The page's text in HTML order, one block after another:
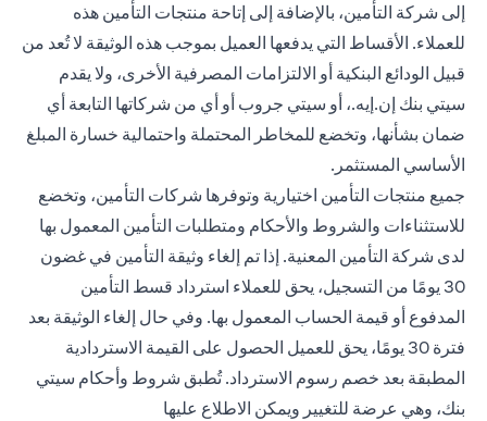
إلى شركة التأمين، بالإضافة إلى إتاحة منتجات التأمين هذه
للعملاء. الأقساط التي يدفعها العميل بموجب هذه الوثيقة لا تُعد من
قبيل الودائع البنكية أو الالتزامات المصرفية الأخرى، ولا يقدم
سيتي بنك إن.إيه.، أو سيتي جروب أو أي من شركاتها التابعة أي
ضمان بشأنها، وتخضع للمخاطر المحتملة واحتمالية خسارة المبلغ
الأساسي المستثمر.
جميع منتجات التأمين اختيارية وتوفرها شركات التأمين، وتخضع
للاستثناءات والشروط والأحكام ومتطلبات التأمين المعمول بها
لدى شركة التأمين المعنية. إذا تم إلغاء وثيقة التأمين في غضون
30 يومًا من التسجيل، يحق للعملاء استرداد قسط التأمين
المدفوع أو قيمة الحساب المعمول بها. وفي حال إلغاء الوثيقة بعد
فترة 30 يومًا، يحق للعميل الحصول على القيمة الاستردادية
المطبقة بعد خصم رسوم الاسترداد. تُطبق شروط وأحكام سيتي
بنك، وهي عرضة للتغيير ويمكن الاطلاع عليها